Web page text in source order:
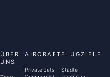
ÜBER
UNS
AIRCRAFT
Private Jets
FLUGZIELE
Städte